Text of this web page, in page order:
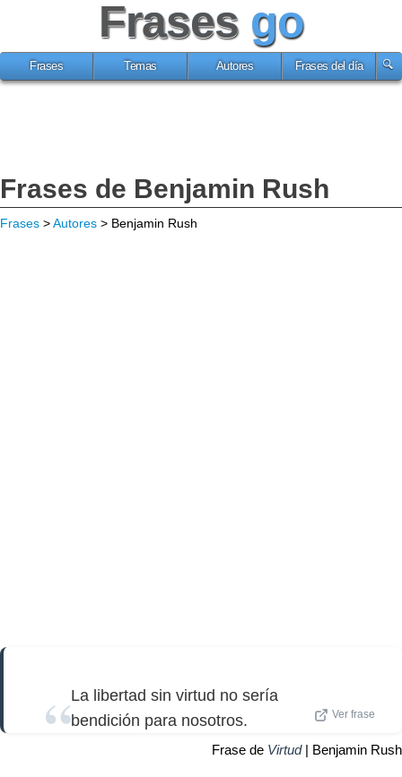
Frases go
Frases Temas Autores Frases del día
Frases de Benjamin Rush
Frases >Autores > Benjamin Rush
La libertad sin virtud no sería
bendición para nosotros.
Ver frase
Frase de Virtud| Benjamin Rush